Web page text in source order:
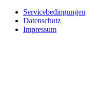
Servicebedingungen
Datenschutz
Impressum